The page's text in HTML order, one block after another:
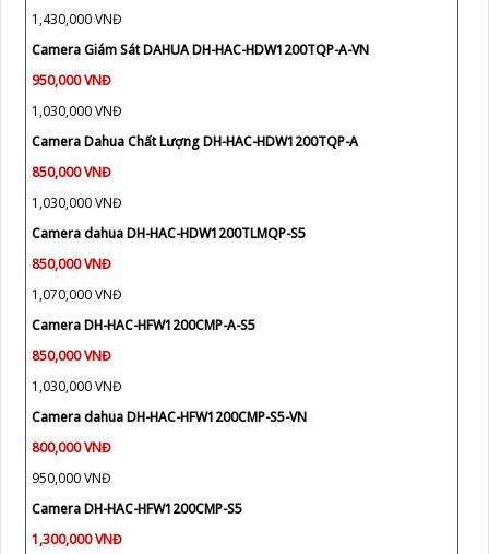
1,430,000 VNĐ
Camera Giám Sát DAHUA DH-HAC-HDW1200TQP-A-VN
950,000 VNĐ
1,030,000 VNĐ
Camera Dahua Chất Lượng DH-HAC-HDW1200TQP-A
850,000 VNĐ
1,030,000 VNĐ
Camera dahua DH-HAC-HDW1200TLMQP-S5
850,000 VNĐ
1,070,000 VNĐ
Camera DH-HAC-HFW1200CMP-A-S5
850,000 VNĐ
1,030,000 VNĐ
Camera dahua DH-HAC-HFW1200CMP-S5-VN
800,000 VNĐ
950,000 VNĐ
Camera DH-HAC-HFW1200CMP-S5
1,300,000 VNĐ